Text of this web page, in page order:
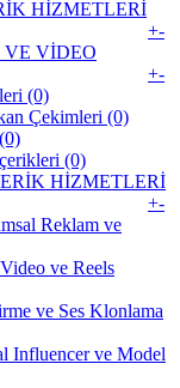
HİZMETLERİ
+-
VE VİDEO
+-
(0)
Çekimleri (0)
(0)
HİZMETLERİ
+-
Reklam ve
ve Reels
ve Ses Klonlama
Influencer ve Model